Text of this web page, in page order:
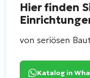
Hier finden
von seriösen
Katalog in